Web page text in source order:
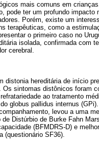
mais comuns em
pode ter um profundo impacto
Porém, existe um
terapêuticas, como a
o primeiro caso no
isolada, confirmada com
cerebral.
distonia hereditária de início
Os sintomas distônicos foram
ao tratamento
globus pallidus internus
levou a uma
Distúrbio de Burke Fahn
(BFMDRS-D) e
(questionário SF36).